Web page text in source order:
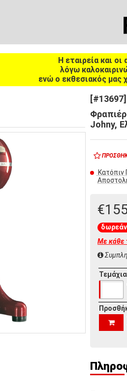
Η εταιρεία και
λόγω
ενώ ο εκθεσιακός μας
[#13697]
Johny,
Κατόπιν
Με κάθε
Τεμάχια